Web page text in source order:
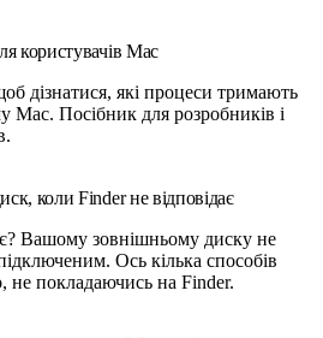
користувачів Mac
дізнатися, які процеси тримають
Mac. Посібник для розробників і
коли Finder не відповідає
Вашому зовнішньому диску не
Ось кілька способів
не покладаючись на Finder.